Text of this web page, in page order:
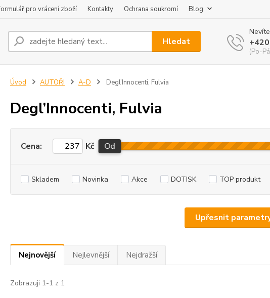
pro vrácení zboží Kontakty Ochrana soukromí Blog
Hledat
(Po-
Úvod AUTOŘI A-D Degl’Innocenti, Fulvia
Degl’Innocenti, Fulvia
Upřesnit
Cena: Kč Od
Skladem Novinka Akce DOTISK TOP produkt
Nejnovější Nejlevnější Nejdražší
Zobrazuji 1-1 z 1